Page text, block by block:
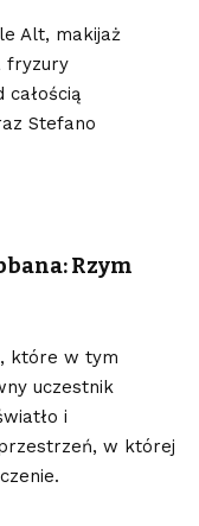
Alt, makijaż
fryzury
całością
Stefano
Rzym
które w tym
uczestnik
i
w której